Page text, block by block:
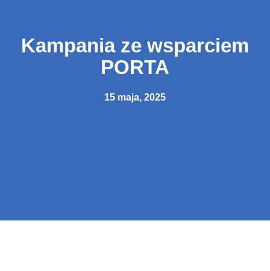
Kampania ze wsparciem
PORTA
15 maja, 2025